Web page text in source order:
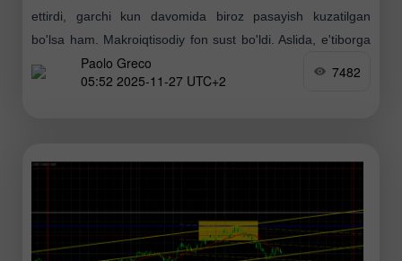
ettirdi, garchi kun davomida biroz pasayish kuzatilgan
bo'lsa ham. Makroiqtisodiy fon sust bo'ldi. Aslida, e'tiborga
molik yagona hisobot — AQShdagi uzoq muddatli tovar
Paolo Greco
05:52 2025-11-27 UTC+2
7482